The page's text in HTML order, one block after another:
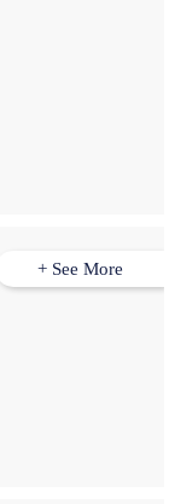
+ See More